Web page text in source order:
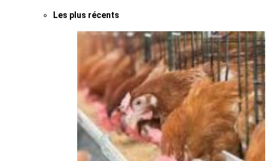
Les plus récents